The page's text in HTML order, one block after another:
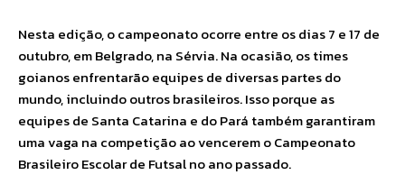
Nesta edição, o campeonato ocorre entre os dias 7 e 17 de
outubro, em Belgrado, na Sérvia. Na ocasião, os times
goianos enfrentarão equipes de diversas partes do
mundo, incluindo outros brasileiros. Isso porque as
equipes de Santa Catarina e do Pará também garantiram
uma vaga na competição ao vencerem o Campeonato
Brasileiro Escolar de Futsal no ano passado.